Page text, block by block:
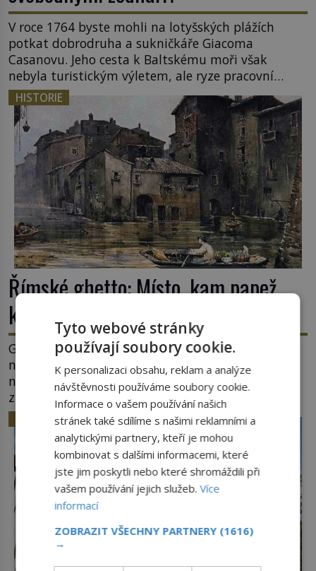
V roce 1764 byste mohli na lotyšských plážích
potkat dobrodruha a sukničkáře Giacoma
Casanovu. Jeho cesta k Baltskému moři však
nebyla turistickým výletem, ale ryze pracovní
cestou se zištnými úmysly. Jaký cíl Casanova
sledoval, když se například procházel uličkami
lotyšské Rigy? Casanova v Pobaltí kontaktoval
tamní zednářské lóže. Nebyl v této oblasti žádným
nováčkem, protože do zednářské […]
HISTORIE
Římské ghetto: Místo, kam papež
kamenem dohodil
Ghetto je část města, kde musí žít, většinou
nedobrovolně, náboženská, rasová nebo
národnostní menšina obyvatel. Bohaté historické
zkušenosti mají s takovým životem Židé. Už od
středověku jsou totiž v každou chvíli nuceni v
nějakém žít. Mezi ty nejslavnější patří i římské
ghetto založené v roce 1555. Pokud jde o vztah
k Židům, nemá se Řím čím chlubit. […]
HISTORIE
Tyto webové stránky
používají soubory cookie.
K personalizaci obsahu, reklam a analýze
návštěvnosti používáme soubory cookie.
Informace o vašem používání našich
stránek také sdílíme s našimi reklamními a
analytickými partnery, kteří je mohou
kombinovat s dalšími informacemi, které
jste jim poskytli nebo které shromáždili při
vašem používání jejich služeb.Více
informací
ZOBRAZIT VŠECHNY PARTNERY (1616)
→